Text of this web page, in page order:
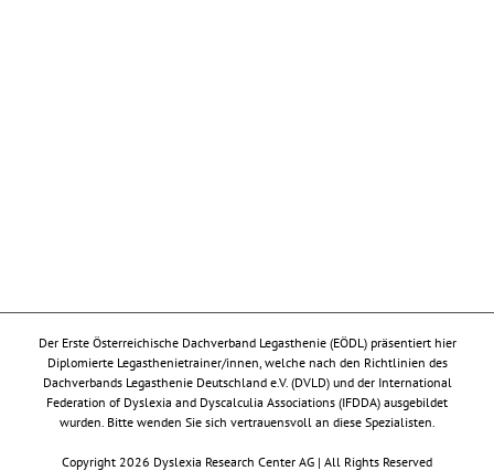
Der Erste Österreichische Dachverband Legasthenie (EÖDL) präsentiert hier
Diplomierte Legasthenietrainer/innen, welche nach den Richtlinien des
Dachverbands Legasthenie Deutschland e.V. (DVLD) und der International
Federation of Dyslexia and Dyscalculia Associations (IFDDA) ausgebildet
wurden. Bitte wenden Sie sich vertrauensvoll an diese Spezialisten.
Copyright 2026 Dyslexia Research Center AG | All Rights Reserved